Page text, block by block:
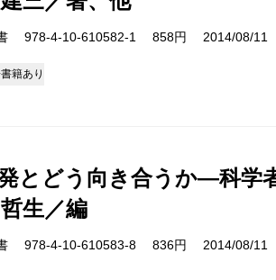
978-4-10-610582-1 858円 2014/08/11
籍あり
とどう向き合うか―科学
生／編
978-4-10-610583-8 836円 2014/08/11